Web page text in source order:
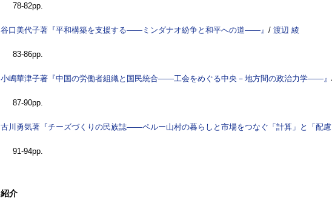
78-82pp.
谷口美代子著『平和構築を支援する――ミンダナオ紛争と和平への道――』 / 渡辺 綾
83-86pp.
小嶋華津子著『中国の労働者組織と国民統合――工会をめぐる中央－地方間の政治力学――』
87-90pp.
古川勇気著『チーズづくりの民族誌――ペルー山村の暮らしと市場をつなぐ「計算」と「配
91-94pp.
紹介